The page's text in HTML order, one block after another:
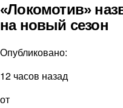
«Локомотив»
на новый сезон
Опубликовано:
12 часов назад
от